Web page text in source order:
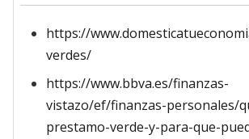
https://
verdes/
https://www.bbva.es/finanzas-
vistazo/ef/finanzas-personales/
prestamo-verde-y-para-que-